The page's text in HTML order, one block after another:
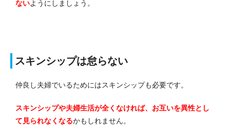
ないようにしましょう。
スキンシップは怠らない
仲良し夫婦でいるためにはスキンシップも必要です。
スキンシップや夫婦生活が全くなければ、お互いを異性とし
て見られなくなるかもしれません。